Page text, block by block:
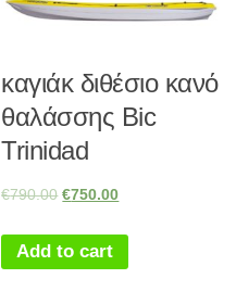
καγιάκ διθέσιο κανό
θαλάσσης Bic
Trinidad
€790.00 €750.00
Add to cart